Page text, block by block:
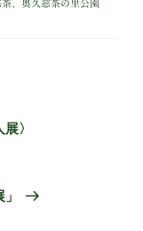
茶、 奥久慈茶の里公園
〉